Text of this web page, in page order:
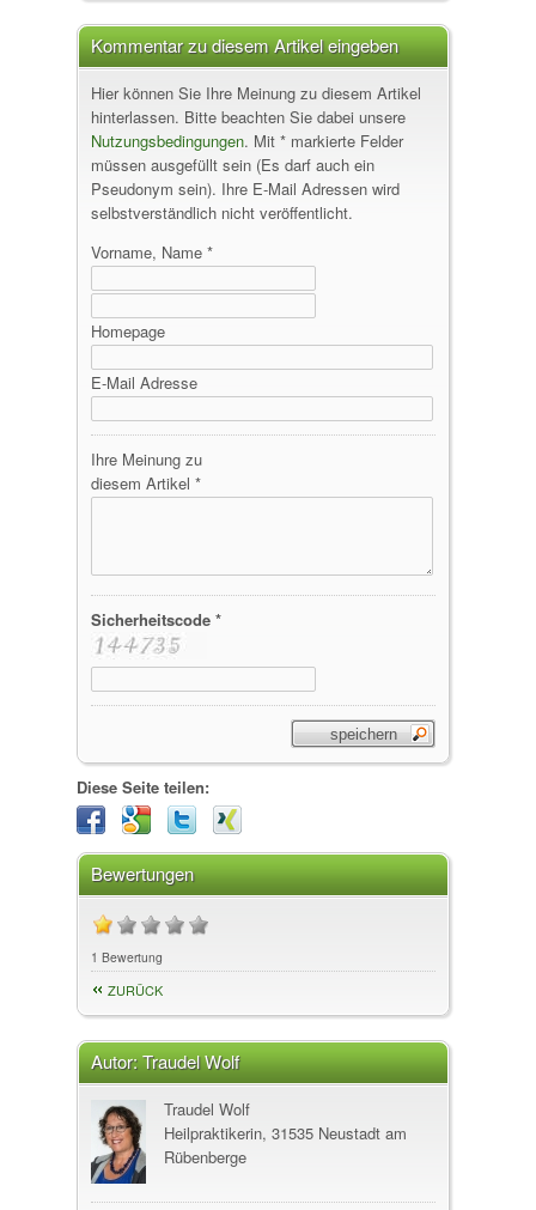
Kommentar zu diesem Artikel eingeben
Hier können Sie Ihre Meinung zu diesem Artikel
hinterlassen. Bitte beachten Sie dabei unsere
Nutzungsbedingungen. Mit * markierte Felder
müssen ausgefüllt sein (Es darf auch ein
Pseudonym sein). Ihre E-Mail Adressen wird
selbstverständlich nicht veröffentlicht.
Vorname, Name *
Homepage
E-Mail Adresse
Ihre Meinung zu
diesem Artikel *
Sicherheitscode *
Diese Seite teilen:
Bewertungen
1 Bewertung
ZURÜCK
Autor:Traudel Wolf
Traudel Wolf
Heilpraktikerin, 31535 Neustadt am
Rübenberge